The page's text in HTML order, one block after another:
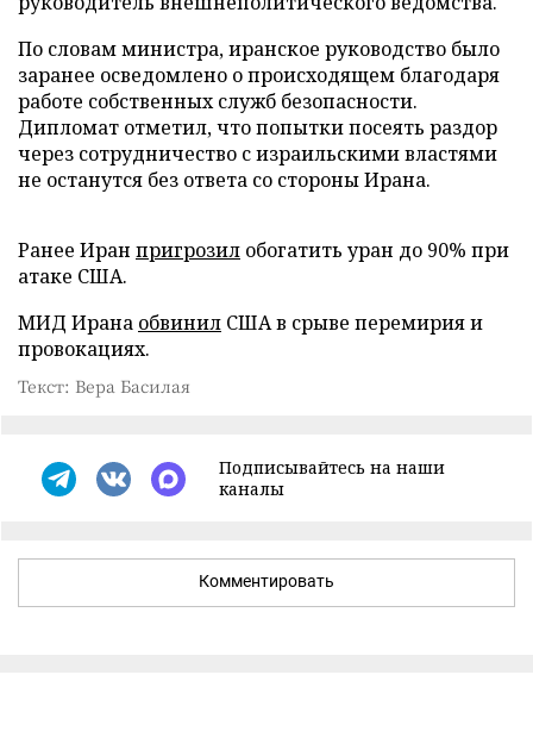
По словам министра, иранское руководство было
заранее осведомлено о происходящем благодаря
работе собственных служб безопасности.
Дипломат отметил, что попытки посеять раздор
через сотрудничество с израильскими властями
не останутся без ответа со стороны Ирана.
Ранее Иран пригрозил обогатить уран до 90% при
атаке США.
МИД Ирана обвинил США в срыве перемирия и
провокациях.
Текст: Вера Басилая
Подписывайтесь на наши
каналы
Комментировать